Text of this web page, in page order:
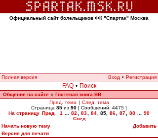
Официальный сайт болельщиков ФК "Спартак" Москва
Полная версия Вход • Регистрация
FAQ • Поиск
Общение на сайте » Гостевая книга ВВ
Пред. тема | След. тема
Страница 85 из 90 [ Сообщений: 4475 ]
На страницу Пред. 1 82 83 84 85 86 87 88
90
След.
Начать новую тему
Добавить
Версия для печати